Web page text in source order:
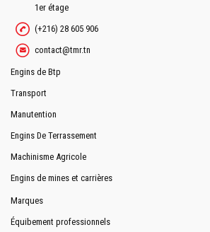
1er étage
(+216) 28 605 906
contact@tmr.tn
Engins de Btp
Transport
Manutention
Engins De Terrassement
Machinisme Agricole
Engins de mines et carrières
Marques
Équibement professionnels